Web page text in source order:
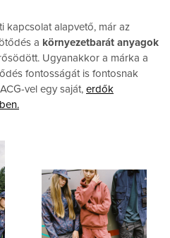
kapcsolat alapvető, már az
a környezetbarát anyagok
Ugyanakkor a márka a
fontosságát is fontosnak
vel egy saját, erdők